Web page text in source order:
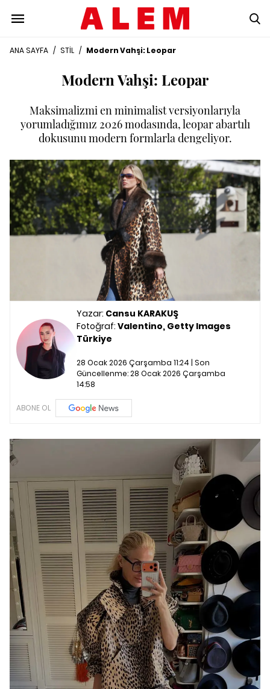
ANA SAYFA / STİL / Modern Vahşi: Leopar
Modern Vahşi: Leopar
Maksimalizmi en minimalist versiyonlarıyla
yorumladığımız 2026 modasında, leopar abartılı
dokusunu modern formlarla dengeliyor.
Yazar: Cansu KARAKUŞ
Fotoğraf: Valentino, Getty Images
Türkiye
28 Ocak 2026 Çarşamba 11:24 | Son
Güncellenme:28 Ocak 2026 Çarşamba
14:58
ABONE OL